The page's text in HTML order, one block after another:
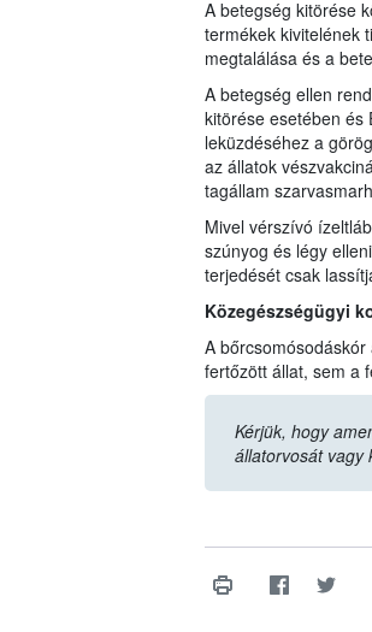
A betegség kitörése
termékek kivitelének
megtalálása és a
A betegség ellen
kitörése esetében és
leküzdéséhez a
az állatok
tagállam
Mivel vérszívó
szúnyog és légy
terjedését csak
Közegészségügyi
A
fertőzött állat, sem a
Kérjük, hogy
állatorvosát vagy